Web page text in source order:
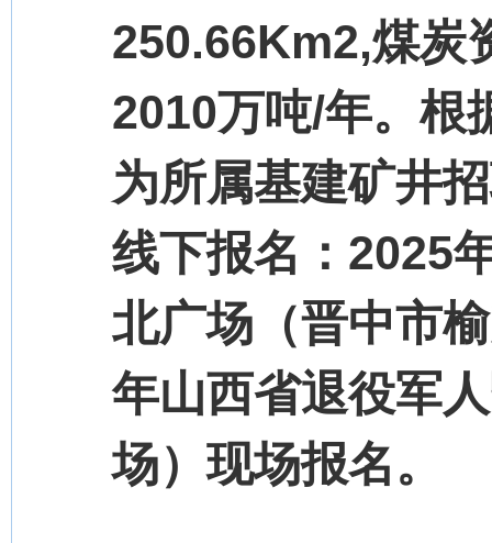
250.66Km2,煤炭
2010万吨/年。根
为所属基建矿井
线下报名：2025
北广场（晋中市
年山西省退役军
场）现场报名。